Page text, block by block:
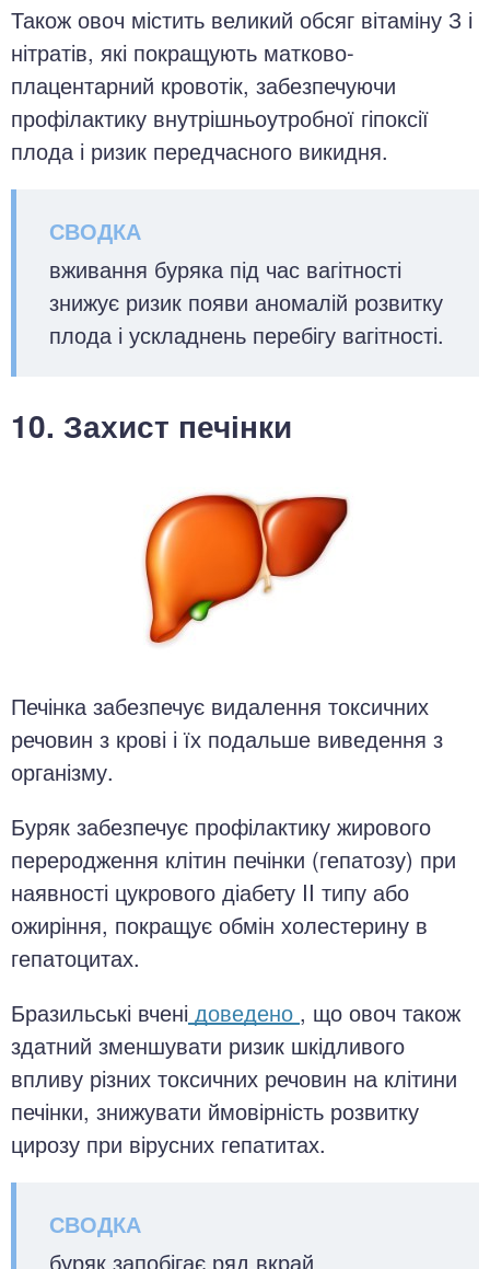
Також овоч містить великий обсяг вітаміну З і
нітратів, які покращують матково-
плацентарний кровотік, забезпечуючи
профілактику внутрішньоутробної гіпоксії
плода і ризик передчасного викидня.
вживання буряка під час вагітності
знижує ризик появи аномалій розвитку
плода і ускладнень перебігу вагітності.
10. Захист печінки
Печінка забезпечує видалення токсичних
речовин з крові і їх подальше виведення з
організму.
Буряк забезпечує профілактику жирового
переродження клітин печінки (гепатозу) при
наявності цукрового діабету II типу або
ожиріння, покращує обмін холестерину в
гепатоцитах.
Бразильські вчені доведено , що овоч також
здатний зменшувати ризик шкідливого
впливу різних токсичних речовин на клітини
печінки, знижувати ймовірність розвитку
цирозу при вірусних гепатитах.
буряк запобігає ряд вкрай